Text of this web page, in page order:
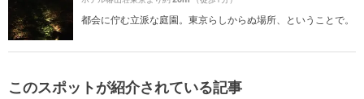
都会に佇む立派な庭園。東京らしからぬ場所、ということで。
このスポットが紹介されている記事